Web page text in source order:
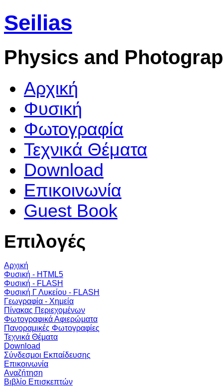
Seilias
Physics and
Aρχική
Φυσική
Φωτογραφία
Τεχνικά Θέματα
Download
Επικοινωνία
Guest Book
Επιλογές
Αρχική
Φυσική - HTML5
Φυσική - FLASH
Φυσική Γ Λυκείου - FLASH
Γεωγραφία - Χημεία
Πίνακας Περιεχομένων
Φωτογραφικά Αφιερώματα
Πανοραμικές Φωτογραφίες
Τεχνικά Θέματα
Download
Σύνδεσμοι Εκπαίδευσης
Επικοινωνία
Αναζήτηση
Βιβλίο Επισκεπτών